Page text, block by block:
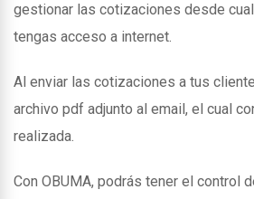
gestionar las cotizaciones desde
tengas acceso a internet.
Al enviar las cotizaciones a tus
archivo pdf adjunto al email, el cual
realizada.
Con OBUMA, podrás tener el control